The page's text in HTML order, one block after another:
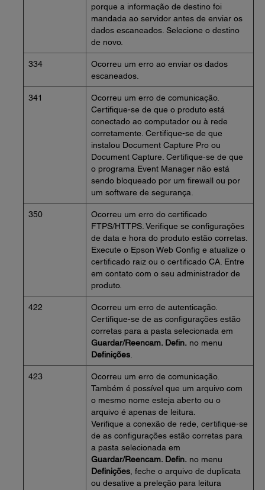
porque a informação de destino foi
mandada ao servidor antes de enviar os
dados escaneados. Selecione o destino
de novo.
334
Ocorreu um erro ao enviar os dados
escaneados.
341
Ocorreu um erro de comunicação.
Certifique-se de que o produto está
conectado ao computador ou à rede
corretamente. Certifique-se de que
instalou Document Capture Pro ou
Document Capture. Certifique-se de que
o programa Event Manager não está
sendo bloqueado por um firewall ou por
um software de segurança.
350
Ocorreu um erro do certificado
FTPS/HTTPS. Verifique se configurações
de data e hora do produto estão corretas.
Execute o Epson Web Config e atualize o
certificado raiz ou o certificado CA. Entre
em contato com o seu administrador de
produto.
422
Ocorreu um erro de autenticação.
Certifique-se de as configurações estão
corretas para a pasta selecionada em
Guardar/Reencam. Defin. no menu
Definições
423
Ocorreu um erro de comunicação.
Também é possível que um arquivo com
o mesmo nome esteja aberto ou o
arquivo é apenas de leitura.
Verifique a conexão de rede, certifique-se
de as configurações estão corretas para
a pasta selecionada em
Guardar/Reencam. Defin. no menu
Definições , feche o arquivo de duplicata
ou desative a preleção para leitura